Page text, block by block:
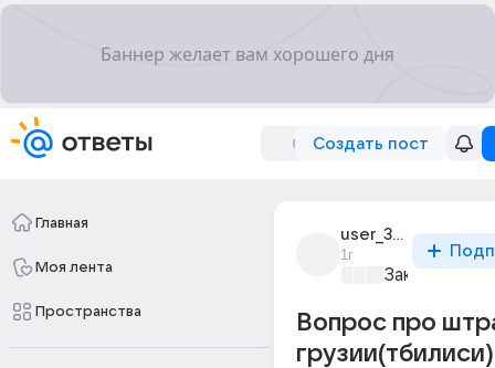
Создать пост
Главная
Моя лента
Пространства
user_304197314
1г
Закон и
Вопрос про